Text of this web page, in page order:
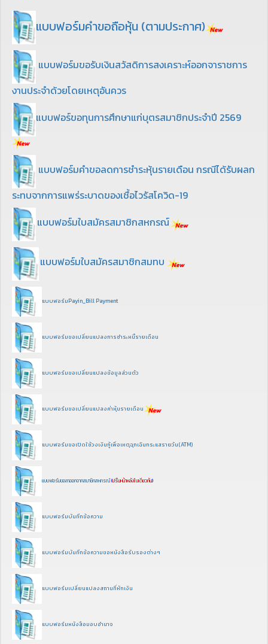
แบบฟอร์มคำขอถือหุ้น (ตามประกาศ)
แบบฟอร์มขอรับเงินสวัสดิการสงเคราะห์ออกจาราชการ
งานประจำด้วยโดยเหตุอันควร
แบบฟอร์ขอทุนการศึกษาแก่บุตรสมาชิกประจำปี 2569
แบบฟอร์มคำขอลดการชำระหุ้นรายเดือน กรณีได้รับผลก
ระทบจากการแพร่ระบาดของเชื้อไวรัสโควิด-19
แบบฟอร์มใบสมัครสมาชิกสหกรณ์
แบบฟอร์มใบสมัครสมาชิกสมทบ
แบบฟอร์มPayin_Bill Payment
แบบฟอร์มขอเปลี่ยนแปลงการชำระหนี้รายเดือน
แบบฟอร์มขอเปลี่ยนแปลงข้อมูลส่วนตัว
แบบฟอร์มขอเปลี่ยนแปลงค่าหุ้นรายเดือน
แบบฟอร์มขอเปิดใช้วงเงินกู้เพื่อเหตุฉุกเฉินกระแสรายวัน(ATM)
แบบฟอร์มขอลาออกจากสมาชิกสหกรณ์(ปริ้นหน้าหลังใบเดียวกัน)
แบบฟอร์มบันทึกข้อความ
แบบฟอร์มบันทึกข้อความขอหนังสือรับรองต่างๆ
แบบฟอร์มเปลี่ยนแปลงสถานที่หักเงิน
แบบฟอร์มหนังสือมอบอำนาจ